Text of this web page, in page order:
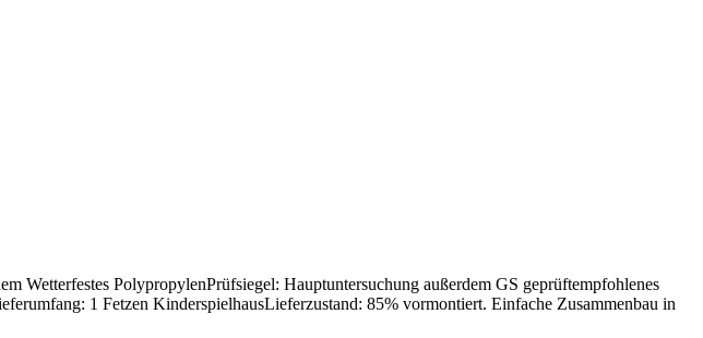
Wetterfestes PolypropylenPrüfsiegel: Hauptuntersuchung außerdem GS geprüftempfohlenes
1 Fetzen KinderspielhausLieferzustand: 85% vormontiert. Einfache Zusammenbau in